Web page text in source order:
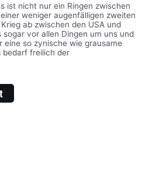
ist nicht nur ein Ringen zwischen
weniger augenfälligen zweiten
ab zwischen den USA und
vor allen Dingen um uns und
so zynische wie grausame
bedarf freilich der